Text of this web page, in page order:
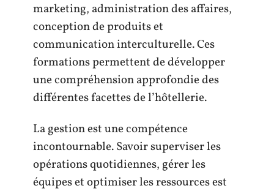
marketing, administration des affaires,
conception de produits et
communication interculturelle. Ces
formations permettent de développer
une compréhension approfondie des
différentes facettes de l’hôtellerie.
La gestion est une compétence
incontournable. Savoir superviser les
opérations quotidiennes, gérer les
équipes et optimiser les ressources est